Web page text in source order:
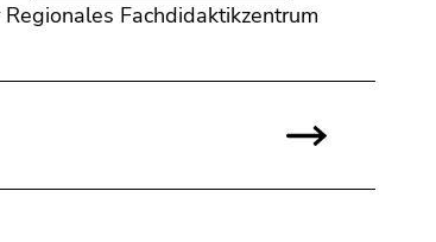
Fachdidaktikzentrum